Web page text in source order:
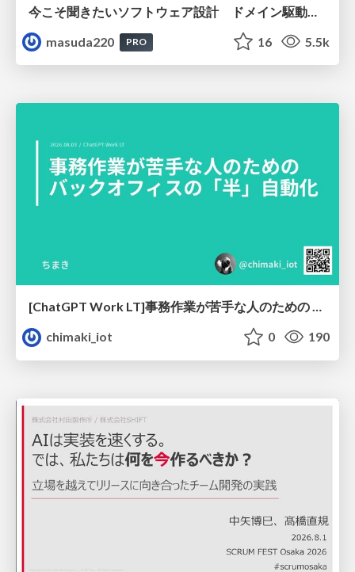
masuda220
PRO 16 5.5k
[ChatGPT Work LT]事務作業が苦手な人のための バックオフィスの「半」自動化
chimaki_iot
0 190